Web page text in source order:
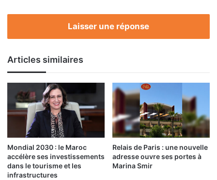
Laisser une réponse
Articles similaires
Mondial 2030 : le Maroc
accélère ses investissements
dans le tourisme et les
infrastructures
Relais de Paris : une nouvelle
adresse ouvre ses portes à
Marina Smir